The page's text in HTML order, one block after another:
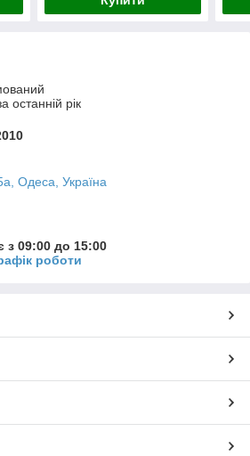
останній рік
Одеса, Україна
з 09:00 до 15:00
роботи